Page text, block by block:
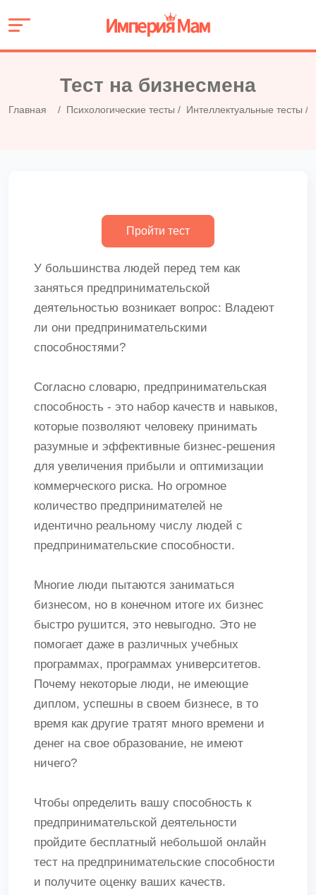
Тест на бизнесмена
Главная Психологические тесты Интеллектуальные тесты
У большинства людей перед тем как
заняться предпринимательской
деятельностью возникает вопрос: Владеют
ли они предпринимательскими
способностями?
Согласно словарю, предпринимательская
способность - это набор качеств и навыков,
которые позволяют человеку принимать
разумные и эффективные бизнес-решения
для увеличения прибыли и оптимизации
коммерческого риска. Но огромное
количество предпринимателей не
идентично реальному числу людей с
предпринимательские способности.
Многие люди пытаются заниматься
бизнесом, но в конечном итоге их бизнес
быстро рушится, это невыгодно. Это не
помогает даже в различных учебных
программах, программах университетов.
Почему некоторые люди, не имеющие
диплом, успешны в своем бизнесе, в то
время как другие тратят много времени и
денег на свое образование, не имеют
ничего?
Чтобы определить вашу способность к
предпринимательской деятельности
пройдите бесплатный небольшой онлайн
тест на предпринимательские способности
и получите оценку ваших качеств.